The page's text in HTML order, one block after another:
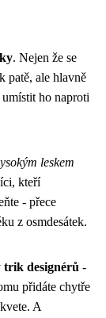
. Nejen že se
patě, ale hlavně
ho naproti
leskem
kteří
- přece
z osmdesátek.
designérů -
přidáte chytře
A